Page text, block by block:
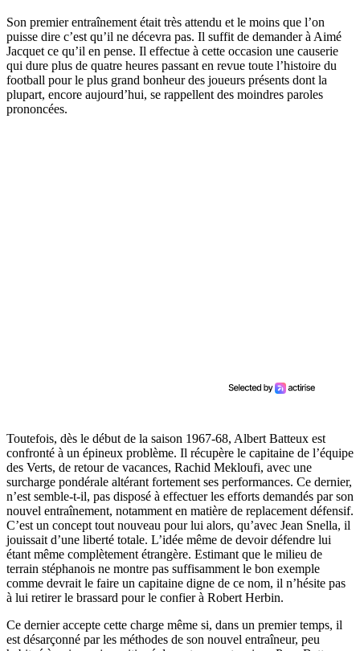
Son premier entraînement était très attendu et le moins que l’on
puisse dire c’est qu’il ne décevra pas. Il suffit de demander à Aimé
Jacquet ce qu’il en pense. Il effectue à cette occasion une causerie
qui dure plus de quatre heures passant en revue toute l’histoire du
football pour le plus grand bonheur des joueurs présents dont la
plupart, encore aujourd’hui, se rappellent des moindres paroles
prononcées.
Toutefois, dès le début de la saison 1967-68, Albert Batteux est
confronté à un épineux problème. Il récupère le capitaine de l’équipe
des Verts, de retour de vacances, Rachid Mekloufi, avec une
surcharge pondérale altérant fortement ses performances. Ce dernier,
n’est semble-t-il, pas disposé à effectuer les efforts demandés par son
nouvel entraînement, notamment en matière de replacement défensif.
C’est un concept tout nouveau pour lui alors, qu’avec Jean Snella, il
jouissait d’une liberté totale. L’idée même de devoir défendre lui
étant même complètement étrangère. Estimant que le milieu de
terrain stéphanois ne montre pas suffisamment le bon exemple
comme devrait le faire un capitaine digne de ce nom, il n’hésite pas
à lui retirer le brassard pour le confier à Robert Herbin.
Ce dernier accepte cette charge même si, dans un premier temps, il
est désarçonné par les méthodes de son nouvel entraîneur, peu